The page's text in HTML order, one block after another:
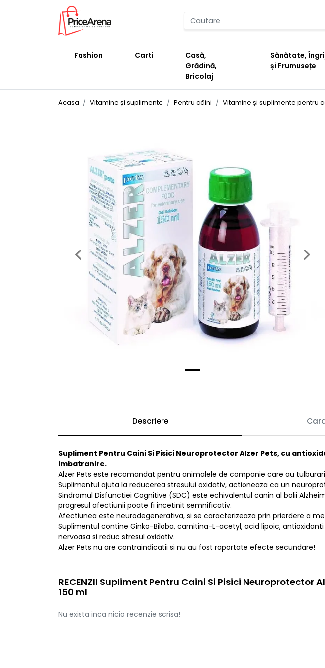
Fashion Carti
Casă,
Grădină,
Bricolaj
Sănătate,
și Frumusețe
Acasa Vitamine și suplimente Pentru câini Vitamine și suplimente pentru
Previous Next
Descriere
Supliment Pentru Caini Si Pisici Neuroprotector Alzer Pets, cu
imbatranire.
Alzer Pets este recomandat pentru animalele de companie care au
Suplimentul ajuta la reducerea stresului oxidativ, actioneaza ca un
Sindromul Disfunctiei Cognitive (SDC) este echivalentul canin al bolii
progresul afectiunii poate fi incetinit semnificativ.
Afectiunea este neurodegenerativa, si se caracterizeaza prin prierdere a
Suplimentul contine Ginko-Biloba, carnitina-L-acetyl, acid lipoic,
nervoasa si reduc stresul oxidativ.
Alzer Pets nu are contraindicatii si nu au fost raportate efecte secundare!
RECENZII Supliment Pentru Caini Si Pisici Neuroprotector
150 ml
Nu exista inca nicio recenzie scrisa!